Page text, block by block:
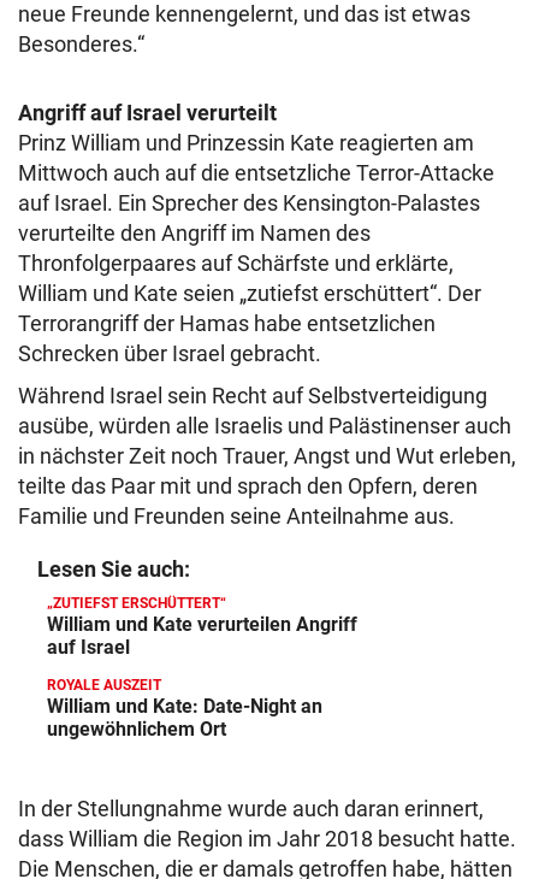
neue Freunde kennengelernt, und das ist etwas
Besonderes.“
Angriff auf Israel verurteilt
Prinz William und Prinzessin Kate reagierten am
Mittwoch auch auf die entsetzliche Terror-Attacke
auf Israel. Ein Sprecher des Kensington-Palastes
verurteilte den Angriff im Namen des
Thronfolgerpaares auf Schärfste und erklärte,
William und Kate seien „zutiefst erschüttert“. Der
Terrorangriff der Hamas habe entsetzlichen
Schrecken über Israel gebracht.
Während Israel sein Recht auf Selbstverteidigung
ausübe, würden alle Israelis und Palästinenser auch
in nächster Zeit noch Trauer, Angst und Wut erleben,
teilte das Paar mit und sprach den Opfern, deren
Familie und Freunden seine Anteilnahme aus.
Lesen Sie auch:
„ZUTIEFST ERSCHÜTTERT“
William und Kate verurteilen Angriff
auf Israel
ROYALE AUSZEIT
William und Kate: Date-Night an
ungewöhnlichem Ort
In der Stellungnahme wurde auch daran erinnert,
dass William die Region im Jahr 2018 besucht hatte.
Die Menschen, die er damals getroffen habe, hätten